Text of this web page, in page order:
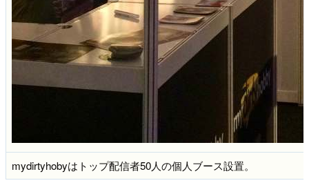
mydirtyhobyはトップ配信者50人の個人ブース設置。